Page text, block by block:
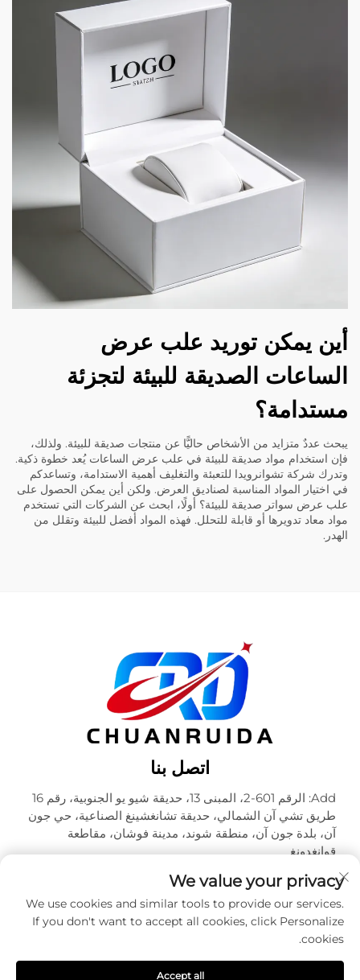
أين يمكن توريد علب عرض
الساعات الصديقة للبيئة لتجزئة
مستدامة؟
يبحث عددٌ متزايد من الأشخاص حاليًّا عن منتجات صديقة للبيئة. ولذلك،
فإن استخدام مواد صديقة للبيئة في علب عرض الساعات يُعد خطوة ذكية.
وتدرك شركة تشوانرويدا للتعبئة والتغليف أهمية الاستدامة، وتساعدكم
في اختيار المواد المناسبة لصناديق العرض. ولكن أين يمكن الحصول على
علب عرض سواتر صديقة للبيئة؟ أولًا، ابحث عن الشركات التي تستخدم
مواد معاد تدويرها أو قابلة للتحلل. فهذه المواد أفضل للبيئة وتقلل من
الهدر.
اتصل بنا
Add: الرقم 601-2، المبنى 13، حديقة شيو يو الجنوبية، رقم 16
طريق تشي آن الشمالي، حديقة تشانغشينغ الصناعية، حي جون
آن، بلدة جون آن، منطقة شوند، مدينة فوشان، مقاطعة
قوانغدونغ
هاتف:+86-18320933590
البريد الإلكتروني:[email protected]
حقوق الطبع والنشر © شركة فوشان تشوآنرويدا للتعبئة والتغليف
المحدودة. جميع الحقوق محفوظة -
We value your privacy
We use cookies and similar tools to provide our services.
If you don't want to accept all cookies, click Personalize
cookies.
Accept all